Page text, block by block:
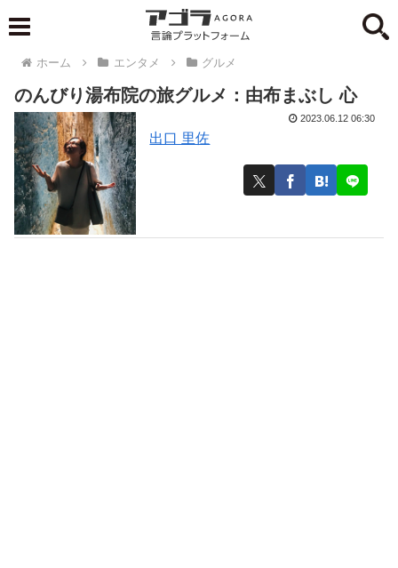
ホーム エンタメ グルメ
のんびり湯布院の旅グルメ：由布まぶし 心
出口 里佐
2023.06.12 06:30